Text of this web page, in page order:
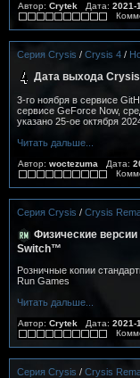
Автор: Crytek Дата: 2021-
Серия Crysis / Crysis 4 /
Дата выхода Crysis
3-го ноября в сервисе
сервисе GeForce Now,
указано 25-ое октября
Читать дальше...
Автор: woctezuma Дата:
Серия Crysis / Crysis
Физические
Switch™
Розничные копии
Run Games
Читать дальше...
Автор: Crytek Дата: 2021-
Серия Crysis / Crysis